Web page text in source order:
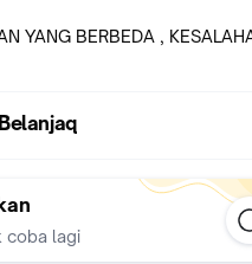
YANG BERBEDA ,
SAMA , DAN WARNA
akibat efek cahaya.
coba lagi